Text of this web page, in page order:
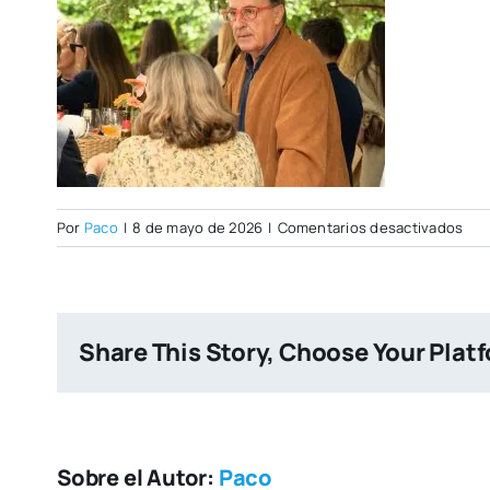
Por Paco | 8 de mayo de 2026 | Comentarios desactivadosen
Share This Story, Choose Your
Sobre el Autor: Paco